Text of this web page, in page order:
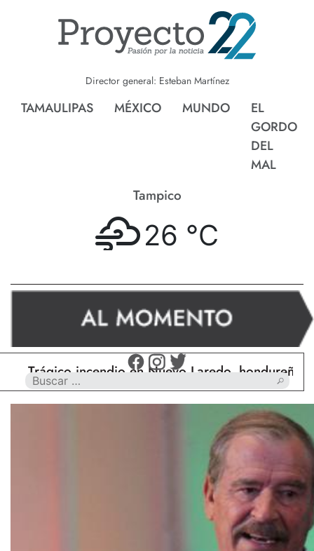
Director general: Esteban Martínez
TAMAULIPAS MÉXICO MUNDO
EL
GORDO
DEL
MAL
Tampico
26 °C
incendio en Nuevo Laredo, hondureño muere